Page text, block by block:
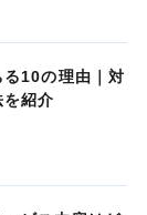
10の理由｜対
紹介